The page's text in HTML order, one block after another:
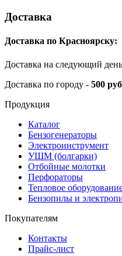
Доставка
Доставка по Красноярску:
Доставка на следующий
Доставка по городу - 500
Продукция
Каталог
Бензогенераторы
Электроинструмент
УШМ (болгарки)
Отбойные молотки
Перфораторы
Тепловое
Бензопилы и
Покупателям
Контакты
Прайс-лист